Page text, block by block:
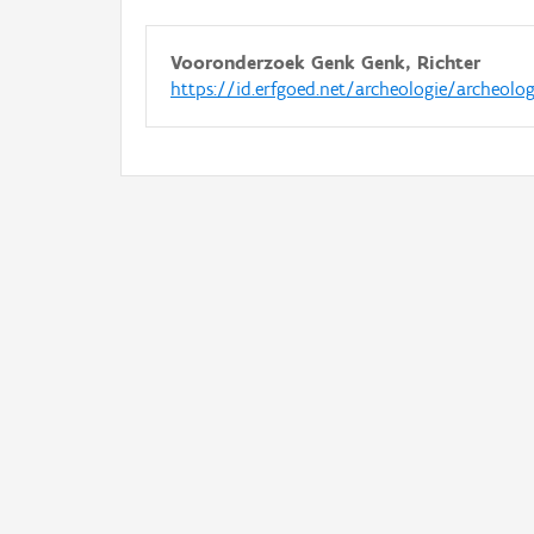
Vooronderzoek Genk Genk, Richter
https://id.erfgoed.net/archeologie/